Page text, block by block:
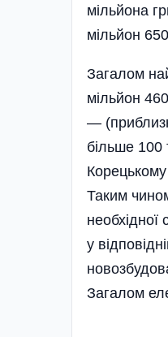
мільйона
мільйон
Загалом
мільйон
—
більше 100
Таким
у
Загалом